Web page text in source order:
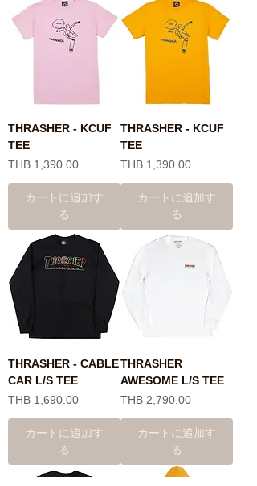
THRASHER - KCUF
TEE
価格
THB 1,390.00
カートに追加す
る
THRASHER - KCUF
TEE
価格
THB 1,390.00
カートに追加す
る
THRASHER - CABLE
CAR L/S TEE
価格
THB 1,690.00
カートに追加す
る
THRASHER
AWESOME L/S TEE
価格
THB 2,790.00
カートに追加す
る